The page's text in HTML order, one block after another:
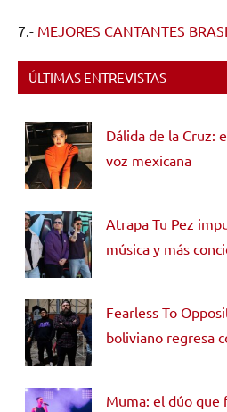
7.- MEJORES CANTANTES
ÚLTIMAS ENTREVISTAS
Dálida de la Cruz:
voz mexicana
Atrapa Tu Pez
música y más
Fearless To
boliviano regresa
Muma: el dúo que